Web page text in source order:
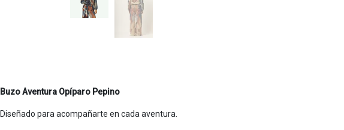
Buzo Aventura Opíparo Pepino
Diseñado para acompañarte en cada aventura.